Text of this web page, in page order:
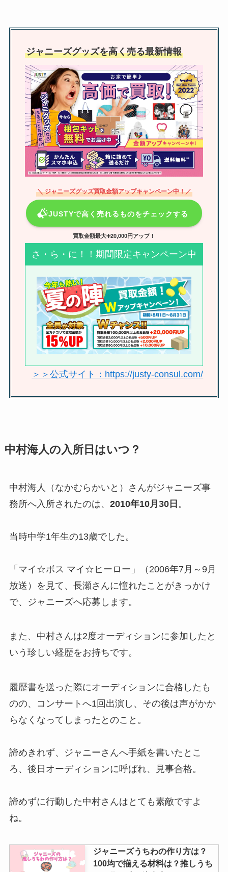
ジャニーズのファンネームを調
方・いつから公式はある？
ジャニーズの物販で買えるのは？
コンサートグッズ会場販売につい
てやグッズ整理券の取り方解説
newsのファンクラブ会員数は？
人数減る？推移は？値段や会員証
多名義で端末が同じ場合はデジチ
ケは当たらない？複数名義はバレ
る・違反についても調査
八乙女光の性格は？優しい？面白
い？身長や年齢・本名？ハーフな
の？金八先生などドラマ出演歴も
解説
ジャニヤードは雑誌の買取する？
ジャニーズ雑誌買取おすすめは？
ブックオフまんだらけも調査
ジャニーズグッズを高く売る最新情報
＼ ジャニーズグッズ買取金額アップキャンペーン中！／
JUSTYで高く売れるものをチェックする
買取金額最大➕20,000円アップ！
さ・ら・に！！期間限定キャンペーン中
＞＞公式サイト：https://justy-consul.com/
中村海人の入所日はいつ？
中村海人（なかむらかいと）さんがジャニーズ事
務所へ入所されたのは、 2010年10月30日 。
当時中学1年生の13歳でした。
「マイ☆ボス マイ☆ヒーロー」（2006年7月～9月
放送）を見て、長瀬さんに憧れたことがきっかけ
で、ジャニーズへ応募します。
また、中村さんは2度オーディションに参加したと
いう珍しい経歴をお持ちです。
履歴書を送った際にオーディションに合格したも
のの、コンサートへ1回出演し、その後は声がかか
らなくなってしまったとのこと。
諦めきれず、ジャニーさんへ手紙を書いたとこ
ろ、後日オーディションに呼ばれ、見事合格。
諦めずに行動した中村さんはとても素敵ですよ
ね。
ジャニーズうちわの作り方は？
100均で揃える材料は？推しうち